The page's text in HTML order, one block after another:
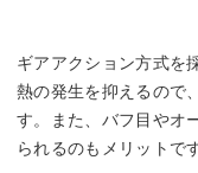
ギアアクション方式を
熱の発生を抑えるので
す。また、バフ目やオ
られるのもメリットです